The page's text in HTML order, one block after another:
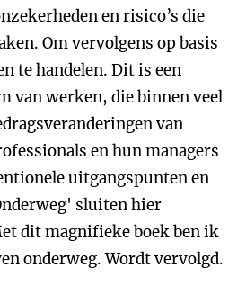
en risico’s die
Om vervolgens op basis
te handelen. Dit is een
van werken, die binnen veel
van
en hun managers
uitgangspunten en
sluiten hier
dit magnifieke boek ben ik
onderweg. Wordt vervolgd.